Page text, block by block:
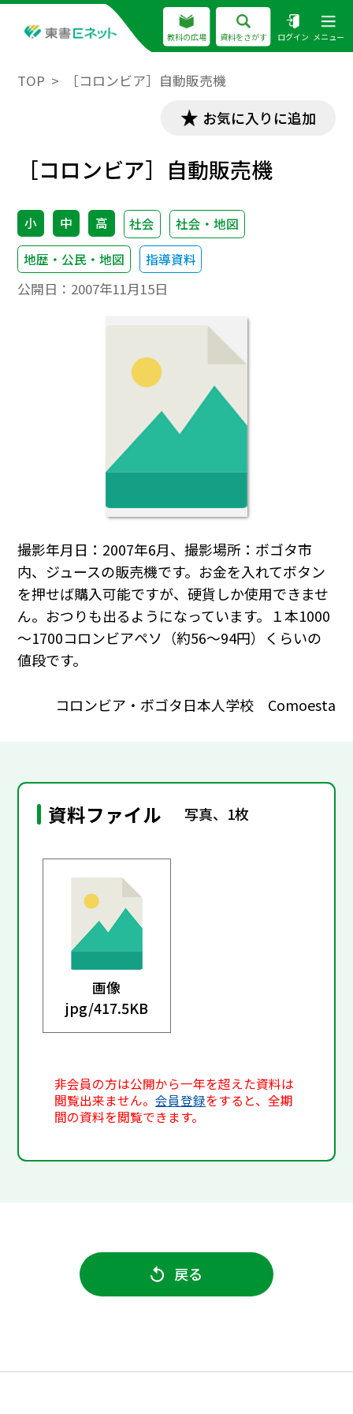
教科の広場 資料をさがす ログイン メニュー
TOP ［コロンビア］自動販売機
お気に入りに追加
［コロンビア］自動販売機
小 中 高 社会
社会・地図
地歴・公民・地図
指導資料
公開日： 2007年11月15日
撮影年月日：2007年6月、撮影場所：ボゴタ市
内、ジュースの販売機です。お金を入れてボタン
を押せば購入可能ですが、硬貨しか使用できませ
ん。おつりも出るようになっています。１本1000
～1700コロンビアペソ（約56～94円）くらいの
値段です。
コロンビア・ボゴタ日本人学校 Comoesta
資料ファイル 写真、1枚
画像
jpg/417.5KB
非会員の方は公開から一年を超えた資料は
閲覧出来ません。会員登録をすると、全期
間の資料を閲覧できます。
戻る